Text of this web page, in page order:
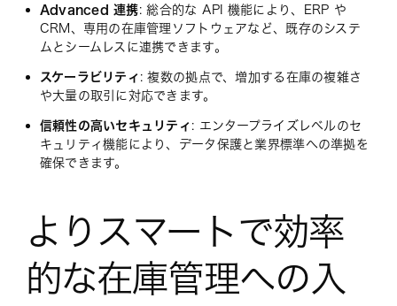
Advanced 連携: 総合的な API 機能により、ERP や
CRM、専用の在庫管理ソフトウェアなど、既存のシステ
ムとシームレスに連携できます。
スケーラビリティ : 複数の拠点で、増加する在庫の複雑さ
や大量の取引に対応できます。
信頼性の高いセキュリティ : エンタープライズレベルのセ
キュリティ機能により、データ保護と業界標準への準拠を
確保できます。
よりスマートで効率
的な在庫管理への入